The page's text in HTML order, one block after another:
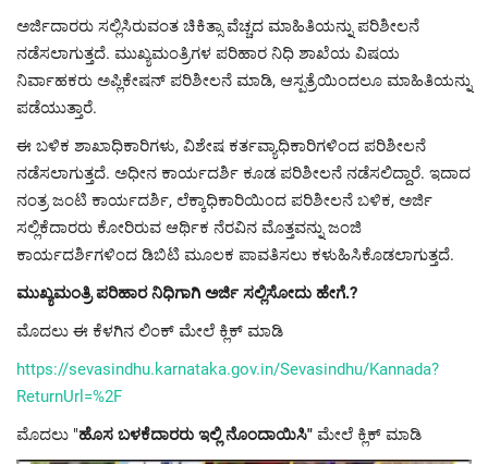
ಅರ್ಜಿದಾರರು ಸಲ್ಲಿಸಿರುವಂತ ಚಿಕಿತ್ಸಾ ವೆಚ್ಚದ ಮಾಹಿತಿಯನ್ನು ಪರಿಶೀಲನೆ
ನಡೆಸಲಾಗುತ್ತದೆ. ಮುಖ್ಯಮಂತ್ರಿಗಳ ಪರಿಹಾರ ನಿಧಿ ಶಾಖೆಯ ವಿಷಯ
ನಿರ್ವಾಹಕರು ಅಪ್ಲಿಕೇಷನ್ ಪರಿಶೀಲನೆ ಮಾಡಿ, ಆಸ್ಪತ್ರೆಯಿಂದಲೂ ಮಾಹಿತಿಯನ್ನು
ಪಡೆಯುತ್ತಾರೆ.
ಈ ಬಳಿಕ ಶಾಖಾಧಿಕಾರಿಗಳು, ವಿಶೇಷ ಕರ್ತವ್ಯಾಧಿಕಾರಿಗಳಿಂದ ಪರಿಶೀಲನೆ
ನಡೆಸಲಾಗುತ್ತದೆ. ಅಧೀನ ಕಾರ್ಯದರ್ಶಿ ಕೂಡ ಪರಿಶೀಲನೆ ನಡೆಸಲಿದ್ದಾರೆ. ಇದಾದ
ನಂತ್ರ ಜಂಟಿ ಕಾರ್ಯದರ್ಶಿ, ಲೆಕ್ಕಾಧಿಕಾರಿಯಿಂದ ಪರಿಶೀಲನೆ ಬಳಿಕ, ಅರ್ಜಿ
ಸಲ್ಲಿಕೆದಾರರು ಕೋರಿರುವ ಆರ್ಥಿಕ ನೆರವಿನ ಮೊತ್ತವನ್ನು ಜಂಜಿ
ಕಾರ್ಯದರ್ಶಿಗಳಿಂದ ಡಿಬಿಟಿ ಮೂಲಕ ಪಾವತಿಸಲು ಕಳುಹಿಸಿಕೊಡಲಾಗುತ್ತದೆ.
ಮುಖ್ಯಮಂತ್ರಿ ಪರಿಹಾರ ನಿಧಿಗಾಗಿ ಅರ್ಜಿ ಸಲ್ಲಿಸೋದು ಹೇಗೆ.?
ಮೊದಲು ಈ ಕೆಳಗಿನ ಲಿಂಕ್ ಮೇಲೆ ಕ್ಲಿಕ್ ಮಾಡಿ
https://sevasindhu.karnataka.gov.in/Sevasindhu/Kannada?
ReturnUrl=%2F
ಮೊದಲು "ಹೊಸ ಬಳಕೆದಾರರು ಇಲ್ಲಿ ನೊಂದಾಯಿಸಿ" ಮೇಲೆ ಕ್ಲಿಕ್ ಮಾಡಿ